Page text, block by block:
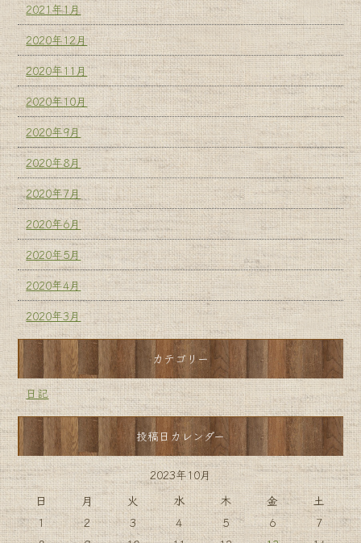
2021年1月
2020年12月
2020年11月
2020年10月
2020年9月
2020年8月
2020年7月
2020年6月
2020年5月
2020年4月
2020年3月
カテゴリー
日記
投稿日カレンダー
2023年10月
日
月 火 水 木 金
土
1
2 3 4 5 6
7